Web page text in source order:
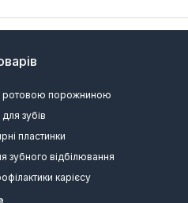
ротовою порожниною
зубів
пластинки
зубного відбілювання
карієсу